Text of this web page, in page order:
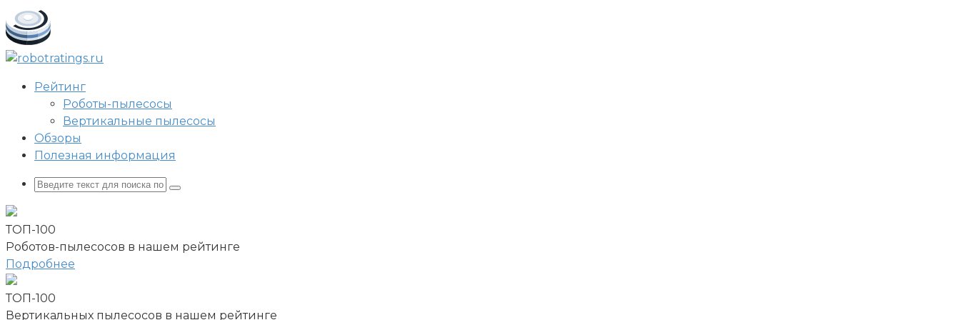
Перейти
к
контенту
Рейтинг
Роботы-пылесосы
Вертикальные пылесосы
Обзоры
Полезная информация
Поиск:
ТОП-100
Роботов-пылесосов в нашем рейтинге
Подробнее
ТОП-100
Вертикальных пылесосов в нашем рейтинге